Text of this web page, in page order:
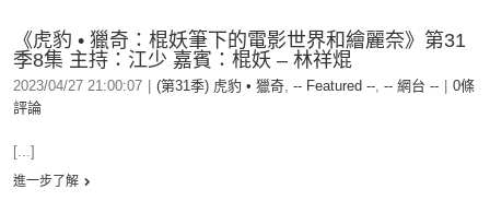
《虎豹 • 獵奇：棍妖筆下的電影世界和繪麗奈》第31
季8集 主持：江少 嘉賓：棍妖 – 林祥焜
2023/04/27 21:00:07 (第31季) 虎豹 • 獵奇, -- Featured --, -- 網台 --
0條
評論
[...]
進一步了解